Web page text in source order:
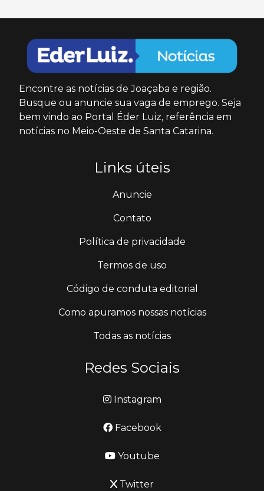
Encontre as notícias de Joaçaba e região.
Busque ou anuncie sua vaga de emprego. Seja
bem vindo ao Portal Éder Luiz, referência em
notícias no Meio-Oeste de Santa Catarina.
Links úteis
Anuncie
Contato
Política de privacidade
Termos de uso
Código de conduta editorial
Como apuramos nossas notícias
Todas as notícias
Redes Sociais
Instagram
Facebook
Youtube
Twitter